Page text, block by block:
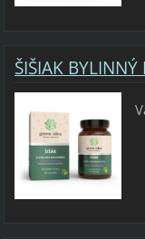
ŠIŠIAK